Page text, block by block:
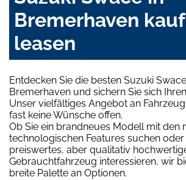
Bremerhaven
leasen
Entdecken Sie die besten Suzuki
Bremerhaven und sichern Sie sich
Unser vielfältiges Angebot an
fast keine Wünsche offen.
Ob Sie ein brandneues Modell mit den
technologischen Features suchen
preiswertes, aber qualitativ
Gebrauchtfahrzeug interessieren, wir
breite Palette an Optionen.